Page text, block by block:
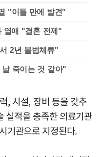
"이틀 만에 발견"
열애 "결혼 전제"
2년 불법체류"
죽이는 것 같아"
, 시설, 장비 등을 갖추
실적을 충족한 의료기관
기관으로 지정된다.